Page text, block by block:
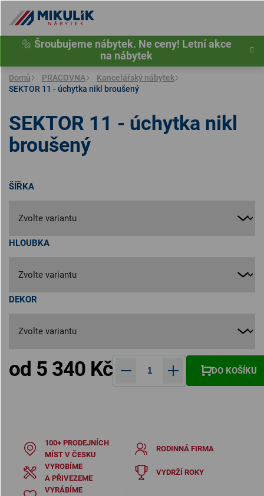
obsah
🔩 Šroubujeme nábytek. Ne ceny! Letní akce
na nábytek
Domů PRACOVNA
Kancelářský nábytek
SEKTOR 11 - úchytka nikl broušený
ŠÍŘKA
HLOUBKA
DEKOR
od 5 340 Kč DO KOŠÍKU
SEKTOR 11 - úchytka nikl
broušený
100+ PRODEJNÍCH
MÍST V ČESKU
RODINNÁ FIRMA
VYROBÍME
A PŘIVEZEME
VYDRŽÍ ROKY
VYRÁBÍME